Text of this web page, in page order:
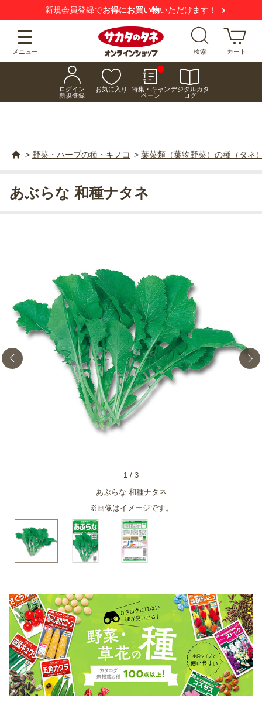
新規会員登録でお得にお買い物いただけます！
メニュー 検索 カート
ログイン
新規登録
お気に入り
特集・キャン
ペーン
デジタルカタ
ログ
> 野菜・ハーブの種・キノコ > 葉菜類（葉物野菜）の種（タネ
あぶらな 和種ナタネ
※画像はイメージです。
1 / 3
あぶらな 和種ナタネ